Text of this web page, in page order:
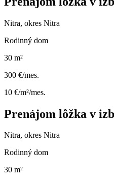
Nitra, okres Nitra
Rodinný dom
30 m²
300 €/mes.
10 €/m²/mes.
Prenájom lôžka v
Nitra, okres Nitra
Rodinný dom
30 m²